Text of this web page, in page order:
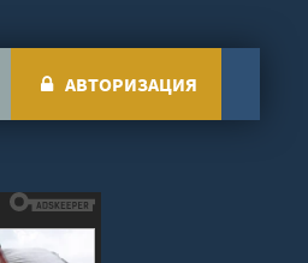
АВТОРИЗАЦИЯ